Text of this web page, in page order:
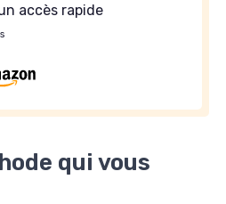
accès rapide
qui vous